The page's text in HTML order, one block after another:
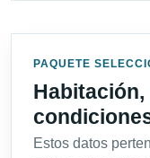
PAQUETE
Estos datos